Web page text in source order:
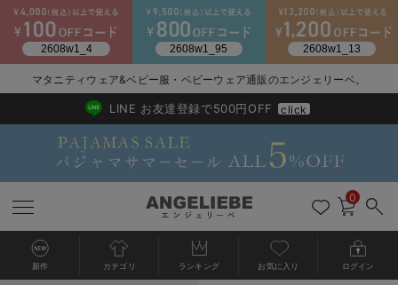
マタニティウェア&ベビー服・ベビーウェア通販のエンジェリーベ。
2026/NewArrival
送料495円(一部地域を除く) 7,700円以上で送料無料
LINE お友達登録で500円OFF click
0
新作 カテゴリ ランキング お気に入り ログイン